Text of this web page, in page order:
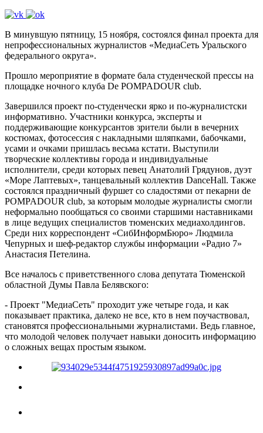
В минувшую пятницу, 15 ноября, состоялся финал проекта для
непрофессиональных журналистов «МедиаСеть Уральского
федерального округа».
Прошло мероприятие в формате бала студенческой прессы на
площадке ночного клуба De POMPADOUR club.
Завершился проект по-студенчески ярко и по-журналистски
информативно. Участники конкурса, эксперты и
поддерживающие конкурсантов зрители были в вечерних
костюмах, фотосессия с накладными шляпками, бабочками,
усами и очками пришлась весьма кстати. Выступили
творческие коллективы города и индивидуальные
исполнители, среди которых певец Анатолий Грядунов, дуэт
«Море Лаптевых», танцевальный коллектив DanceHall. Также
состоялся праздничный фуршет со сладостями от пекарни de
POMPADOUR club, за которым молодые журналисты смогли
неформально пообщаться со своими старшими наставниками
в лице ведущих специалистов тюменских медиахолдингов.
Среди них корреспондент «СибИнформБюро» Людмила
Чепурных и шеф-редактор службы информации «Радио 7»
Анастасия Петелина.
Все началось с приветственного слова депутата Тюменской
областной Думы Павла Белявского:
- Проект "МедиаСеть" проходит уже четыре года, и как
показывает практика, далеко не все, кто в нем поучаствовал,
становятся профессиональными журналистами. Ведь главное,
что молодой человек получает навыки доносить информацию
о сложных вещах простым языком.